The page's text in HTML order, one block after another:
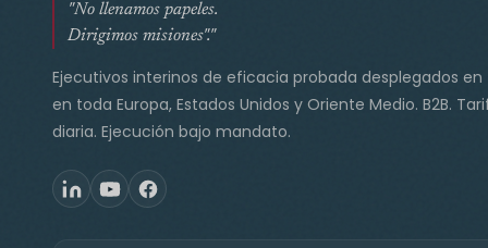
"No llenamos papeles.
Dirigimos misiones"."
Ejecutivos interinos de eficacia probada desplegados en
en toda Europa, Estados Unidos y Oriente Medio. B2B.
diaria. Ejecución bajo mandato.